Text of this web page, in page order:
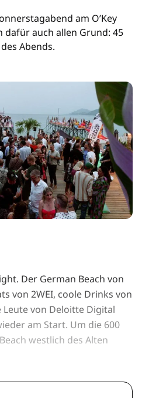
am O’Key
dafür auch allen Grund: 45
Abends.
Der German Beach von
von 2WEI, coole Drinks von
von Deloitte Digital
am Start. Um die 600
westlich des Alten